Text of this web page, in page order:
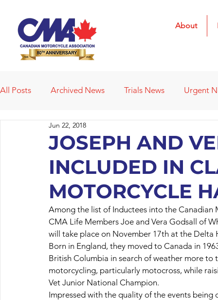
About
All Posts Archived News Trials News Urgent
Deleted News Items
Affiliated Clubs Affiliated Clubs -
JOSEPH AND
INCLUDED IN
MOTORCYCLE
Jun 22, 2018
Among the list of Inductees into the
CMA Life Members Joe and Vera Godsall of
will take place on November 17th at the Delta
Born in England, they moved to Canada in
British Columbia in search of weather more
motorcycling, particularly motocross, while
Vet Junior National Champion.
Impressed with the quality of the events